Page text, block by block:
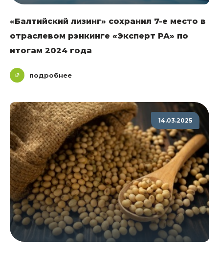
«Балтийский лизинг» сохранил 7-е место в
отраслевом рэнкинге «Эксперт РА» по
итогам 2024 года
подробнее
14.03.2025